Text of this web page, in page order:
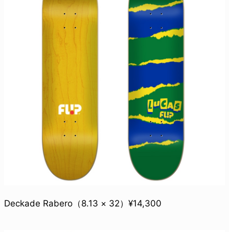
Deckade Rabero（8.13 × 32）¥14,300